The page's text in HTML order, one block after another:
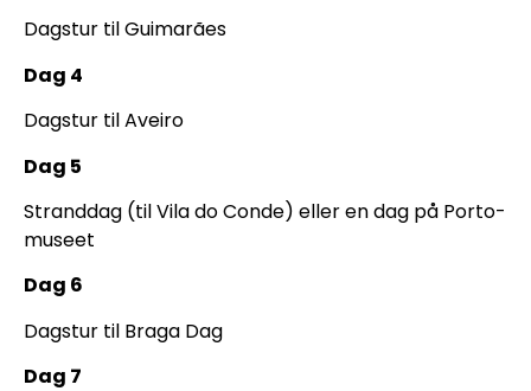
Dagstur til Guimarães
Dag 4
Dagstur til Aveiro
Dag 5
Stranddag (til Vila do Conde) eller en dag på Porto-
museet
Dag 6
Dagstur til Braga Dag
Dag 7